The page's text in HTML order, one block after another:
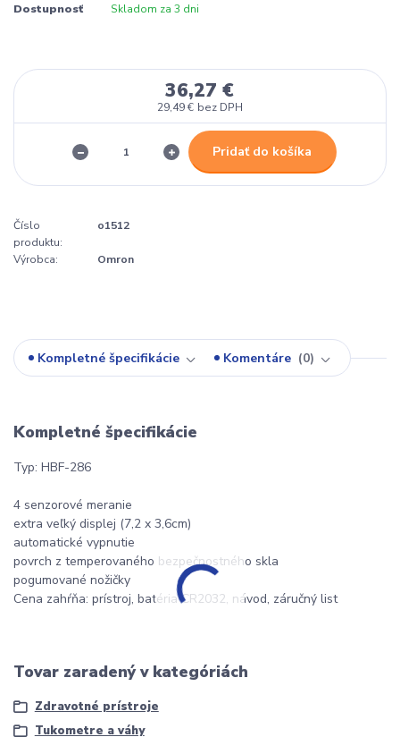
Dostupnosť Skladom za 3 dni
36,27 €
29,49 € bez DPH
Pridať do košíka
Číslo
produktu:
o1512
Výrobca: Omron
Kompletné špecifikácie Komentáre 0
Kompletné špecifikácie
Typ: HBF-286
4 senzorové meranie
extra veľký displej (7,2 x 3,6cm)
automatické vypnutie
povrch z temperovaného bezpečnostného skla
pogumované nožičky
Cena zahŕňa: prístroj, batéria CR2032, návod, záručný list
Tovar zaradený v kategóriách
Zdravotné prístroje
Tukometre a váhy